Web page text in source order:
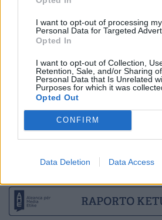
I want to opt-out of processing my
Personal Data for Targeted
Opted In
I want to opt-out of Collection,
Retention, Sale, and/or Sharing
Personal Data that Is Unrelated
Purposes for which it was
Opted Out
CONFIRM
Data Deletion Data Access